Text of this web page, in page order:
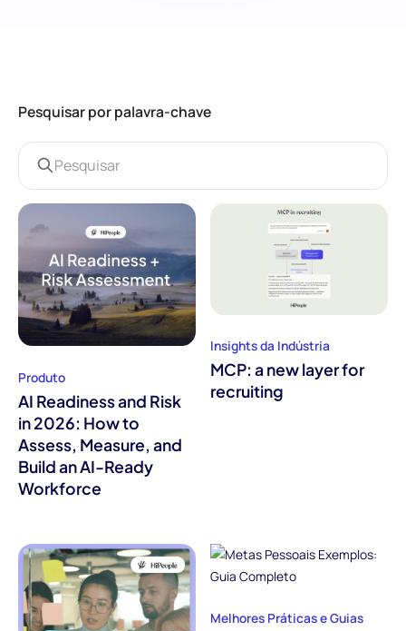
Pesquisar por palavra-chave
Produto
AI Readiness and Risk
in 2026: How to
Assess, Measure, and
Build an AI-Ready
Workforce
Insights da Indústria
MCP: a new layer for
recruiting
Melhores Práticas e Guias